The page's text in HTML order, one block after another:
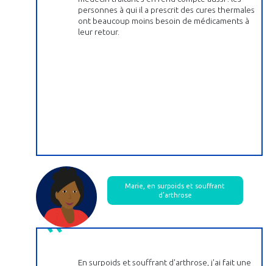
personnes à qui il a prescrit des cures thermales
ont beaucoup moins besoin de médicaments à
leur retour.
Marie, en surpoids et souffrant
d’arthrose
En surpoids et souffrant d'arthrose, j'ai fait une